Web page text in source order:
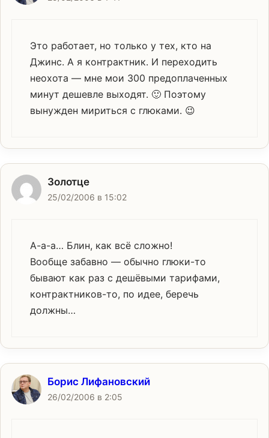
Это работает, но только у тех, кто на
Джинс. А я контрактник. И переходить
неохота — мне мои 300 предоплаченных
минут дешевле выходят. 🙂 Поэтому
вынужден мириться с глюками. 😉
Золотце
25/02/2006 в 15:02
А-а-а… Блин, как всё сложно!
Вообще забавно — обычно глюки-то
бывают как раз с дешёвыми тарифами,
контрактников-то, по идее, беречь
должны…
Борис Лифановский
26/02/2006 в 2:05